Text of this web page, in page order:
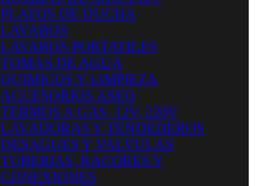
PLATOS DE DUCHA
LAVABOS
LAVABOS PORTATILES
TOMAS DE AGUA
QUIMICOS Y LIMPIEZA
ACCESORIOS ASEO
TERMOS A GAS, 12V, 220V
LAVADORAS Y TENDEDEROS
DESAGUES Y VALVULAS
TUBERIAS, RACORES Y
CONEXIONES